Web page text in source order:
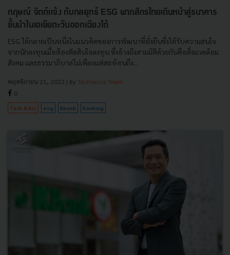
กฤษณ์ จิตต์แจ้ง กับกลยุทธ์ ESG พากสิกรไทยเดินหน้าสู่ธนาคาร
ชั้นนำในเอเชียตะวันออกเฉียงใต้
ESG ได้กลายเป็นหนึ่งในแนวคิดของการพัฒนาที่ยั่งยืนซึ่งได้รับความสนใจ
จากนักลงทุนเมื่อต้องตัดสินใจลงทุน ซึ่งอ้างถึงสามมิติด้วยกันคือสิ่งแวดล้อม
สังคม และธรรมาภิบาลไม่เพียงแต่สะท้อนถึง...
พฤศจิกายน 21, 2022 | By Techsauce Team
0
Tech & Biz esg kbank banking